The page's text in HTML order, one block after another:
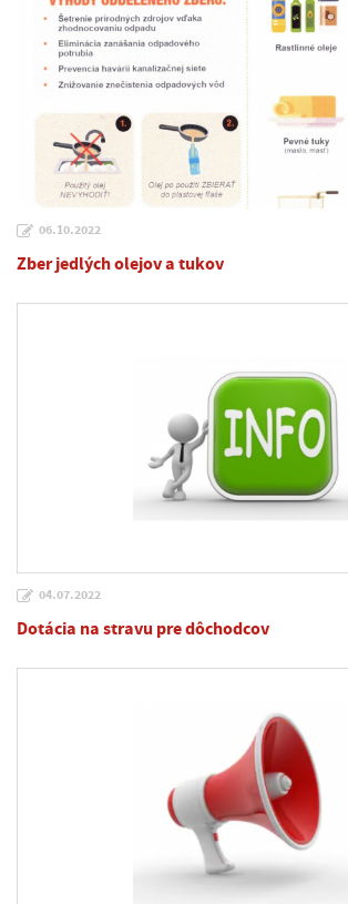
06.10.2022
Zber jedlých olejov a tukov
04.07.2022
Dotácia na stravu pre dôchodcov